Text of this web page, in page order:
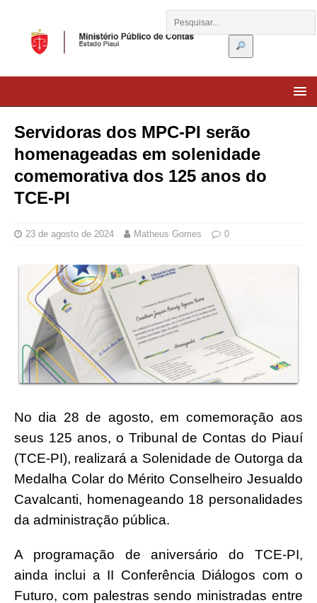
Servidoras dos MPC-PI serão
homenageadas em solenidade
comemorativa dos 125 anos do
TCE-PI
23 de agosto de 2024 Matheus Gomes 0
No dia 28 de agosto, em comemoração aos
seus 125 anos, o Tribunal de Contas do Piauí
(TCE-PI), realizará a Solenidade de Outorga da
Medalha Colar do Mérito Conselheiro Jesualdo
Cavalcanti, homenageando 18 personalidades
da administração pública.
A programação de aniversário do TCE-PI,
ainda inclui a II Conferência Diálogos com o
Futuro, com palestras sendo ministradas entre